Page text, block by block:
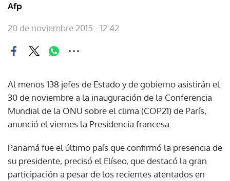
Afp
20 de noviembre 2015 - 12:42
Al menos 138 jefes de Estado y de gobierno asistirán el
30 de noviembre a la inauguración de la Conferencia
Mundial de la ONU sobre el clima (COP21) de París,
anunció el viernes la Presidencia francesa.
Panamá fue el último país que confirmó la presencia de
su presidente, precisó el Elíseo, que destacó la gran
participación a pesar de los recientes atentados en